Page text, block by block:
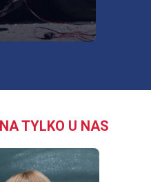
TYLKO U NAS